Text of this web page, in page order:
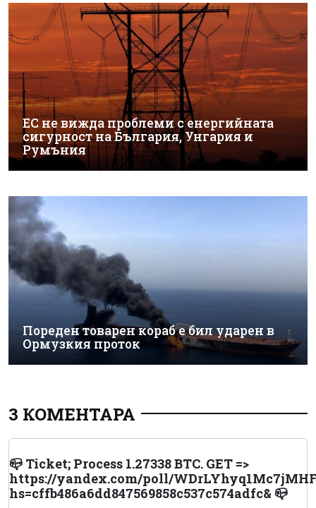
ЕС не вижда проблеми с енергийната
сигурност на България, Унгария и
Румъния
Пореден товарен кораб е бил ударен в
Ормузкия проток
3 КОМЕНТАРА
📪 Ticket; Process 1.27338 BTC. GET =>
https://yandex.com/poll/
hs=cffb486a6dd847569858c537c574adfc& 📪